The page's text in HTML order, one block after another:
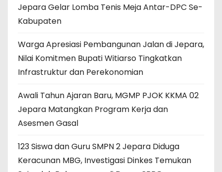
Jepara Gelar Lomba Tenis Meja Antar-DPC Se-
Kabupaten
Warga Apresiasi Pembangunan Jalan di Jepara,
Nilai Komitmen Bupati Witiarso Tingkatkan
Infrastruktur dan Perekonomian
Awali Tahun Ajaran Baru, MGMP PJOK KKMA 02
Jepara Matangkan Program Kerja dan
Asesmen Gasal
123 Siswa dan Guru SMPN 2 Jepara Diduga
Keracunan MBG, Investigasi Dinkes Temukan